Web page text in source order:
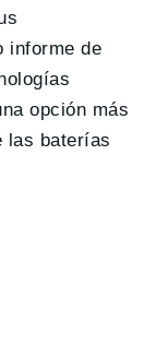
informe de
opción más
las baterías